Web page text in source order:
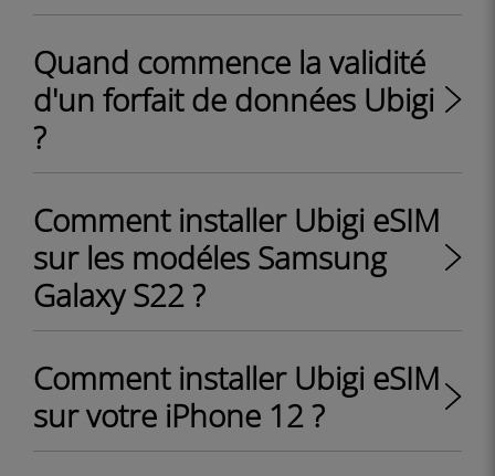
Quand commence la validité
d'un forfait de données Ubigi
?
Comment installer Ubigi eSIM
sur les modéles Samsung
Galaxy S22 ?
Comment installer Ubigi eSIM
sur votre iPhone 12 ?